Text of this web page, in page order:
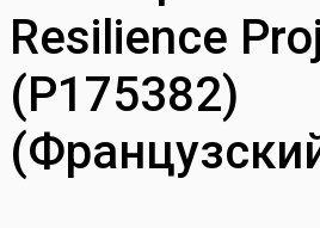
Resilience
(P175382)